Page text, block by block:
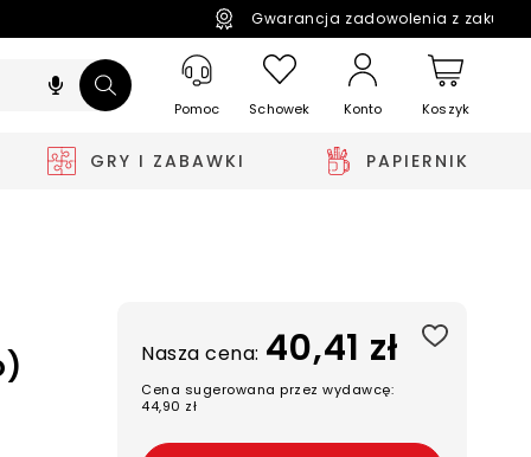
Gwarancja zadowolenia z
Pomoc Schowek Konto Koszyk
GRY I ZABAWKI PAPIERNIK
Nasza cena: 40,41 zł
Cena sugerowana przez wydawcę:
44,90 zł